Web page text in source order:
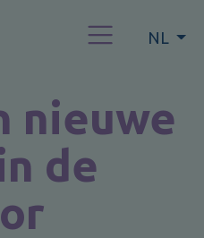
NL
nieuwe
de